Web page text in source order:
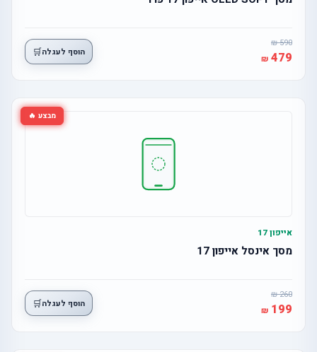
590
479 הוסף לעגלה🛒
מבצע 🔥
אייפון 17
מסך אינסל אייפון 17
260
199 הוסף לעגלה🛒